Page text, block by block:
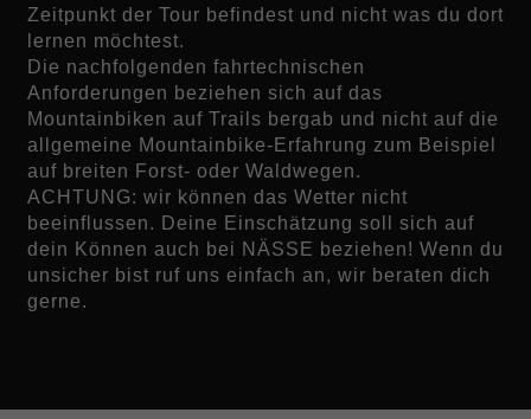
Zeitpunkt der Tour befindest und nicht was du dort
lernen möchtest.
Die nachfolgenden fahrtechnischen
Anforderungen beziehen sich auf das
Mountainbiken auf Trails bergab und nicht auf die
allgemeine Mountainbike-Erfahrung zum Beispiel
auf breiten Forst- oder Waldwegen.
ACHTUNG: wir können das Wetter nicht
beeinflussen. Deine Einschätzung soll sich auf
dein Können auch bei NÄSSE beziehen! Wenn du
unsicher bist ruf uns einfach an, wir beraten dich
gerne.